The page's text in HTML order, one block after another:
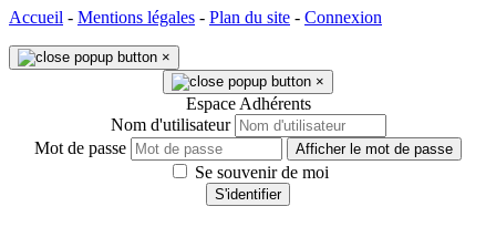
Accueil - Mentions légales - Plan du site - Connexion
×
×
Espace Adhérents
Nom d'utilisateur
Mot de passe
Afficher le mot de passe
Se souvenir de moi
S'identifier